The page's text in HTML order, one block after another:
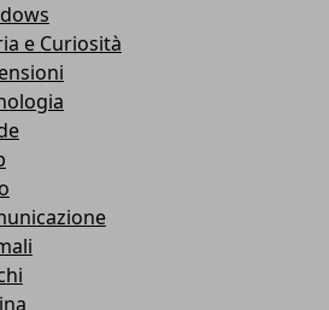
e Curiosità